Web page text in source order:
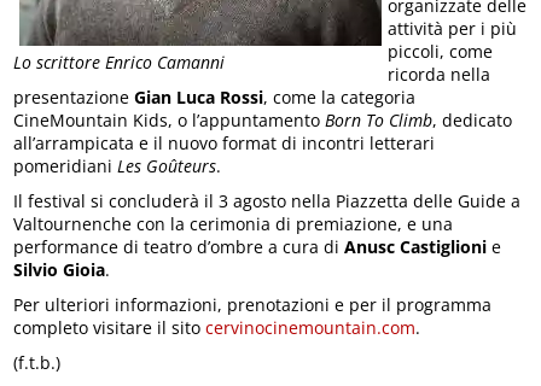
Lo scrittore Enrico Camanni
organizzate delle
attività per i più
piccoli, come
ricorda nella
presentazioneGian Luca Rossi, come la categoria
CineMountain Kids, o l’appuntamentoBorn To Climb, dedicato
all’arrampicata e il nuovo format di incontri letterari
pomeridianiLes Goûteurs.
Il festival si concluderà il 3 agosto nella Piazzetta delle Guide a
Valtournenche con la cerimonia di premiazione, e una
performance di teatro d’ombre a cura diAnusc Castiglioni e
Silvio Gioia.
Per ulteriori informazioni, prenotazioni e per il programma
completo visitare il sitocervinocinemountain.com.
(f.t.b.)